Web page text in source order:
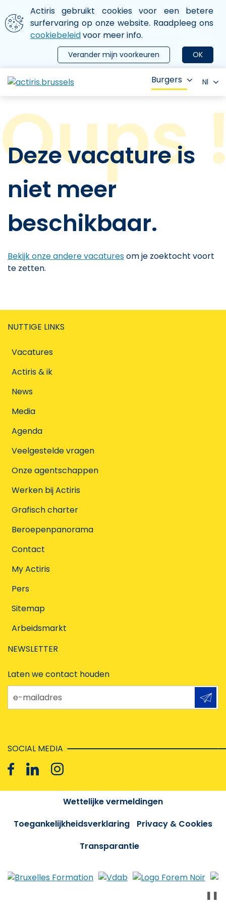
Aller au contenu principal
We gebruiken cookies
Actiris gebruikt cookies voor een betere
surfervaring op onze website. Raadpleeg ons
cookiebeleidvoor meer info.
OK
Verander mijn voorkeuren
le menu
Burgers Nl
Deze vacature is
niet meer
beschikbaar.
Bekijk onze andere vacaturesom je zoektocht voort
te zetten.
NUTTIGE LINKS
Vacatures
Actiris & ik
News
Media
Agenda
Veelgestelde vragen
Onze agentschappen
Werken bij Actiris
Grafisch charter
Beroepenpanorama
Contact
My Actiris
Pers
Sitemap
Arbeidsmarkt
NEWSLETTER
Laten we contact houden
e-mailadres
SOCIAL MEDIA
Wettelijke vermeldingen
Toegankelijkheidsverklaring
Privacy & Cookies
Transparantie
❚❚